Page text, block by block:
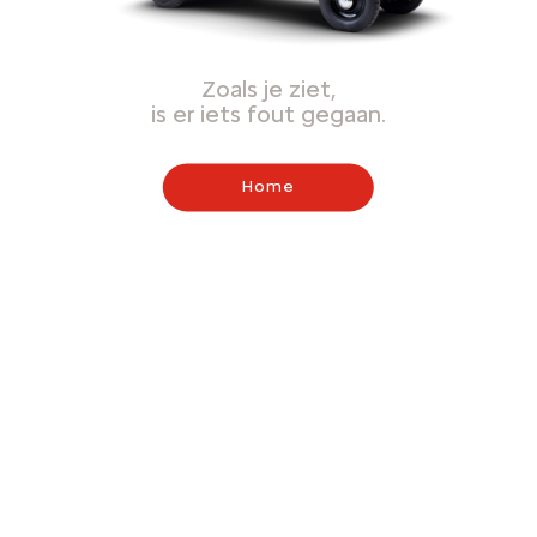
Zoals je ziet,
is er iets fout gegaan.
Home